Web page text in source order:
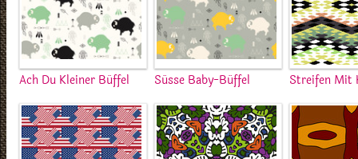
Ach Du Kleiner Büffel Süsse Baby-Büffel Streifen Mit